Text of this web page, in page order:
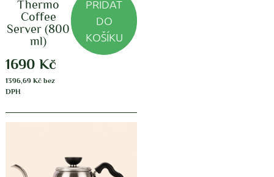
Thermo
Coffee
Server (800
ml)
1690 Kč
1396,69 Kčbez
DPH
PŘIDAT
DO
KOŠÍKU